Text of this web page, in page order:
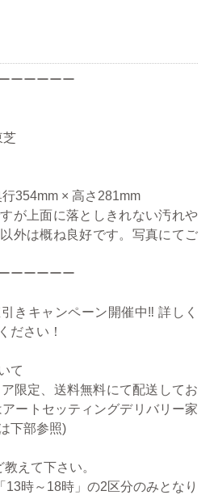
ーーーーー
芝
354mm × 高さ281mm
が上面に落としきれない汚れや
外は概ね良好です。写真にてご
ーーーーー
きキャンペーン開催中‼ 詳しく
ださい！
て
限定、送料無料にて配送してお
ートセッティングデリバリー家
下部参照)
えて下さい。
13時～18時」の2区分のみとなり